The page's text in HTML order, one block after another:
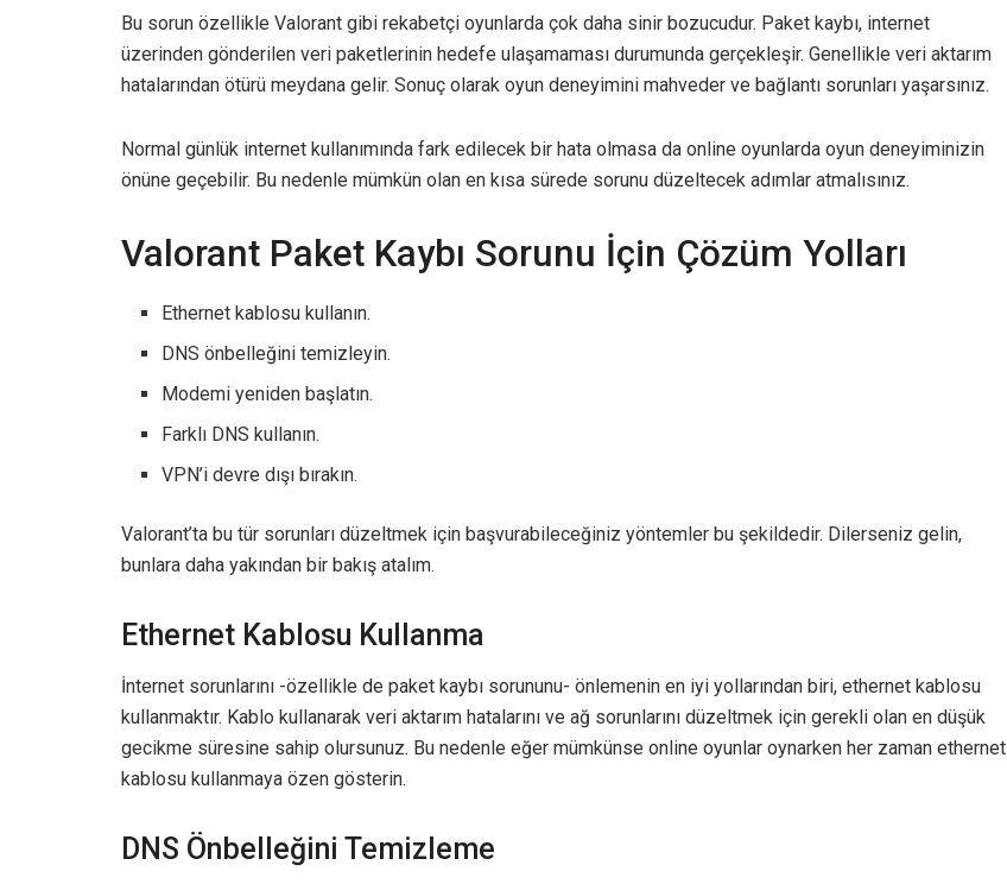
Bu sorun özellikle Valorant gibi rekabetçi oyunlarda çok daha sinir bozucudur. Paket kaybı, internet
üzerinden gönderilen veri paketlerinin hedefe ulaşamaması durumunda gerçekleşir. Genellikle veri aktarım
hatalarından ötürü meydana gelir. Sonuç olarak oyun deneyimini mahveder ve bağlantı sorunları yaşarsınız.
Normal günlük internet kullanımında fark edilecek bir hata olmasa da online oyunlarda oyun deneyiminizin
önüne geçebilir. Bu nedenle mümkün olan en kısa sürede sorunu düzeltecek adımlar atmalısınız.
Valorant Paket Kaybı Sorunu İçin Çözüm Yolları
Ethernet kablosu kullanın.
DNS önbelleğini temizleyin.
Modemi yeniden başlatın.
Farklı DNS kullanın.
VPN’i devre dışı bırakın.
Valorant’ta bu tür sorunları düzeltmek için başvurabileceğiniz yöntemler bu şekildedir. Dilerseniz gelin,
bunlara daha yakından bir bakış atalım.
Ethernet Kablosu Kullanma
İnternet sorunlarını -özellikle de paket kaybı sorununu- önlemenin en iyi yollarından biri, ethernet kablosu
kullanmaktır. Kablo kullanarak veri aktarım hatalarını ve ağ sorunlarını düzeltmek için gerekli olan en düşük
gecikme süresine sahip olursunuz. Bu nedenle eğer mümkünse online oyunlar oynarken her zaman ethernet
kablosu kullanmaya özen gösterin.
DNS Önbelleğini Temizleme